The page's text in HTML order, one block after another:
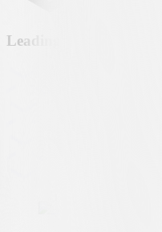
Leading partner